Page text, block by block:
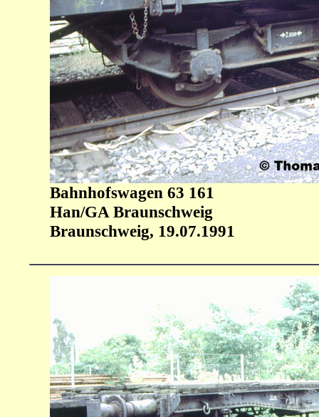
Bahnhofswagen 63 161
Han/GA Braunschweig
Braunschweig, 19.07.1991